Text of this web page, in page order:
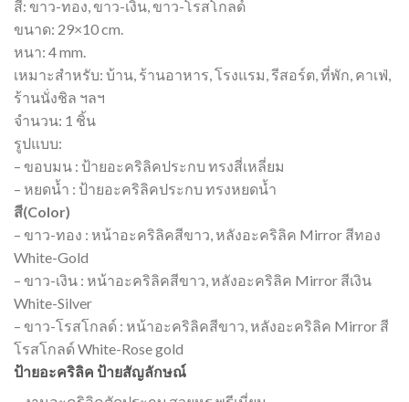
สี: ขาว-ทอง, ขาว-เงิน, ขาว-โรสโกลด์
ขนาด: 29×10 cm.
หนา: 4 mm.
เหมาะสำหรับ: บ้าน, ร้านอาหาร, โรงแรม, รีสอร์ต, ที่พัก, คาเฟ่,
ร้านนั่งชิล ฯลฯ
จำนวน: 1 ชิ้น
รูปแบบ:
– ขอบมน : ป้ายอะคริลิคประกบ ทรงสี่เหลี่ยม
– หยดน้ำ : ป้ายอะคริลิคประกบ ทรงหยดน้ำ
สี(Color)
– ขาว-ทอง : หน้าอะคริลิคสีขาว, หลังอะคริลิค Mirror สีทอง
White-Gold
– ขาว-เงิน : หน้าอะคริลิคสีขาว, หลังอะคริลิค Mirror สีเงิน
White-Silver
– ขาว-โรสโกลด์ : หน้าอะคริลิคสีขาว, หลังอะคริลิค Mirror สี
โรสโกลด์ White-Rose gold
ป้ายอะคริลิค ป้ายสัญลักษณ์